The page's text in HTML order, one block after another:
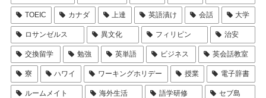
TOEIC カナダ 上達 英語漬け 会話 大学
ロサンゼルス 異文化 フィリピン 治安
交換留学 勉強 英単語 ビジネス 英会話教室
寮 ハワイ ワーキングホリデー 授業 電子辞書
ルームメイト 海外生活 語学研修 セブ島